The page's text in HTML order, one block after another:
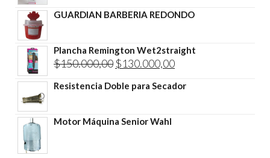
GUARDIAN BARBERIA REDONDO
Plancha Remington Wet2straight
$150.000,00 El
precio
$130.000,00El
precio
Resistencia Doble para Secador
Motor Máquina Senior Wahl